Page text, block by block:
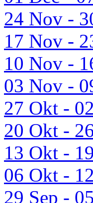
24 Nov -
17 Nov -
10 Nov -
03 Nov -
27 Okt -
20 Okt -
13 Okt -
06 Okt -
29 Sep -